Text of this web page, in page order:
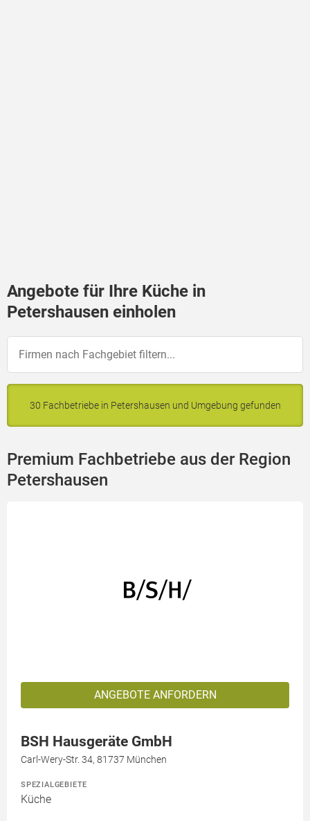
Angebote für Ihre Küche in
Petershausen einholen
30 Fachbetriebe in Petershausen und Umgebung gefunden
Premium Fachbetriebe aus der Region
Petershausen
ANGEBOTE ANFORDERN
BSH Hausgeräte GmbH
Carl-Wery-Str. 34, 81737 München
SPEZIALGEBIETE
Küche